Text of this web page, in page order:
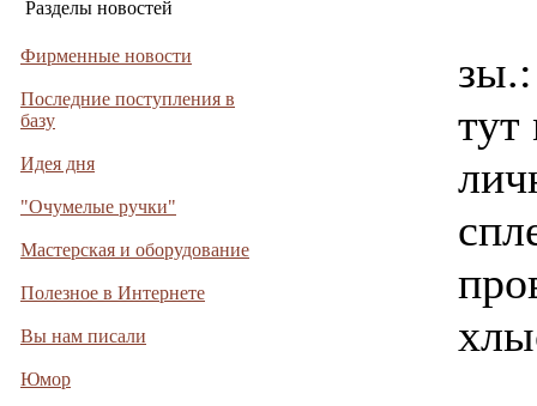
Разделы новостей
Фирменные новости
Последние поступления в
базу
Идея дня
"Очумелые ручки"
Мастерская и оборудование
Полезное в Интернете
Вы нам писали
Юмор